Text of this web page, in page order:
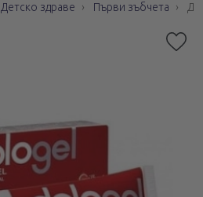
Детско здраве Първи зъбчета